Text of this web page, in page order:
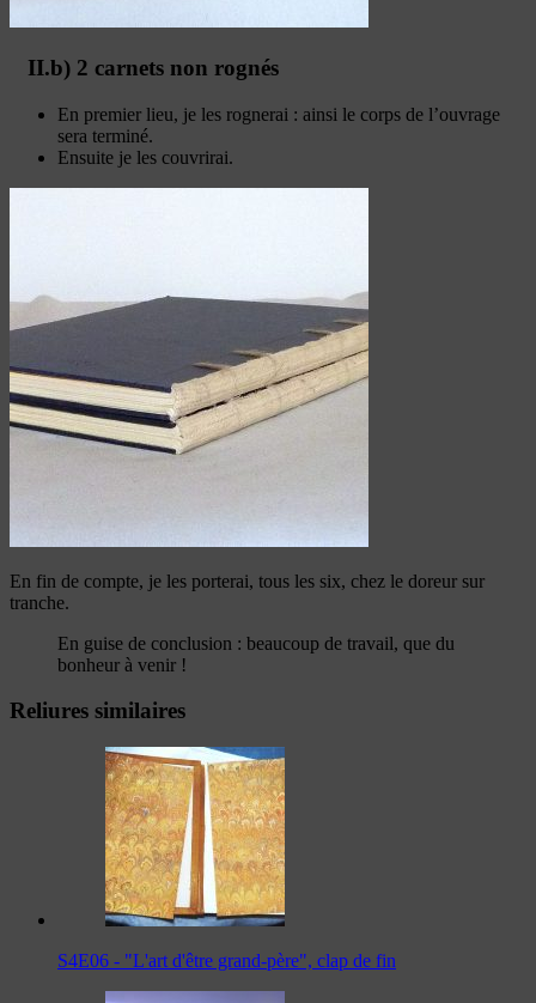
II.b) 2 carnets non rognés
En premier lieu, je les rognerai : ainsi le corps de l’ouvrage
sera terminé.
Ensuite je les couvrirai.
En fin de compte, je les porterai, tous les six, chez le doreur sur
tranche.
En guise de conclusion : beaucoup de travail, que du
bonheur à venir !
Reliures similaires
S4E06 - "L'art d'être grand-père", clap de fin